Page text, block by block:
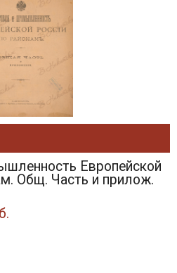
Европейской
Общ. Часть и прилож.